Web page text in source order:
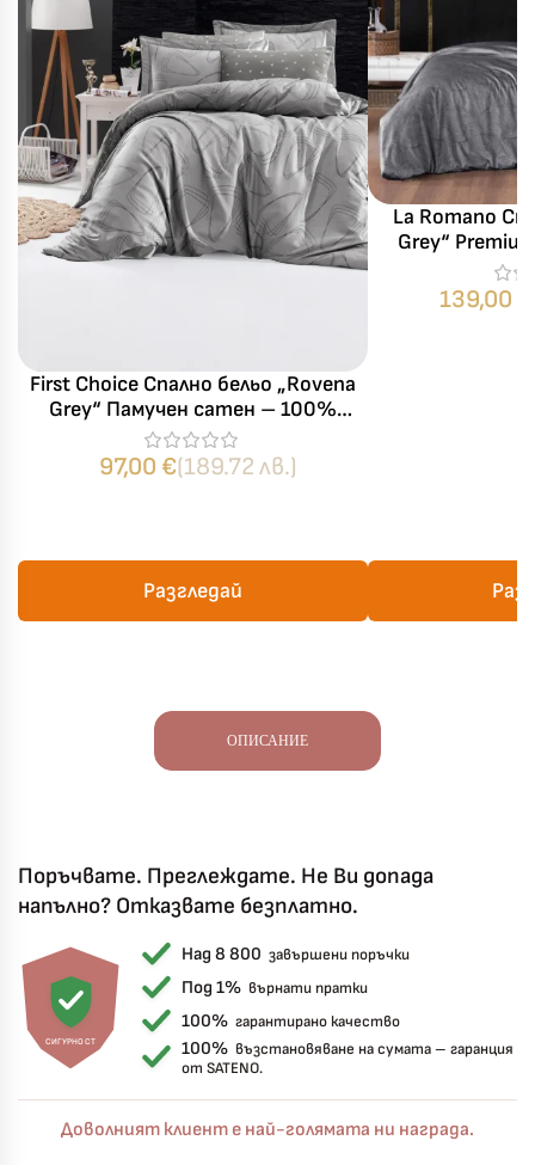
First Choice Спално бельо „Rovena
Grey“ Памучен сатен – 100%
памук – 6 части – за спалня
97,00 €(189.72 лв.)
Разгледай
La Romano
Grey“
памук – 6
139,00
ОПИСАНИЕ
Поръчвате. Преглеждате. Не Ви допада
напълно? Отказвате безплатно.
СИГУРНОСТ
Над 8 800 завършени поръчки
Под 1% върнати пратки
100% гарантирано качество
100% възстановяване на сумата – гаранция
от SATENO.
Доволният клиент е най-голямата ни награда.